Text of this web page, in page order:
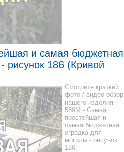
и самая бюджетная
рисунок 186 (Кривой
Смотрите краткий
фото / видео обзор
нашего изделия
589M - Самая
простейшая и
самая бюджетная
оградка для
могилы - рисунок
186.